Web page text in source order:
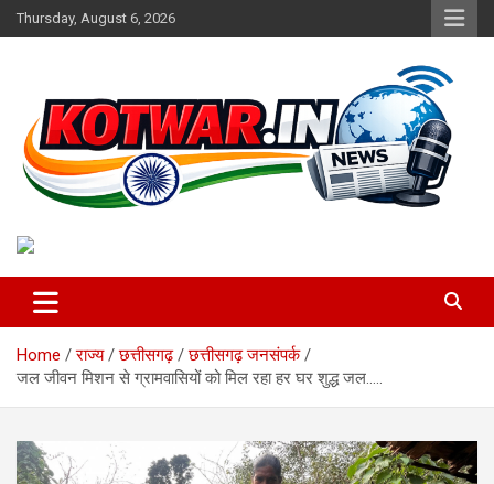
Skip
to
Thursday, August 6, 2026
kotwar.in
Home राज्य छत्तीसगढ़
छत्तीसगढ़ जनसंपर्क
जल जीवन मिशन से ग्रामवासियों को मिल रहा हर घर शुद्ध जल…..